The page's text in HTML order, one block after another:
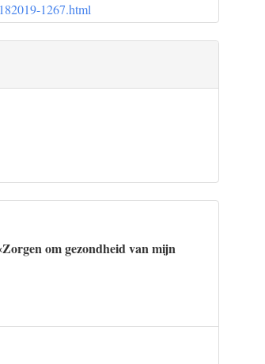
1267.html
om gezondheid van mijn